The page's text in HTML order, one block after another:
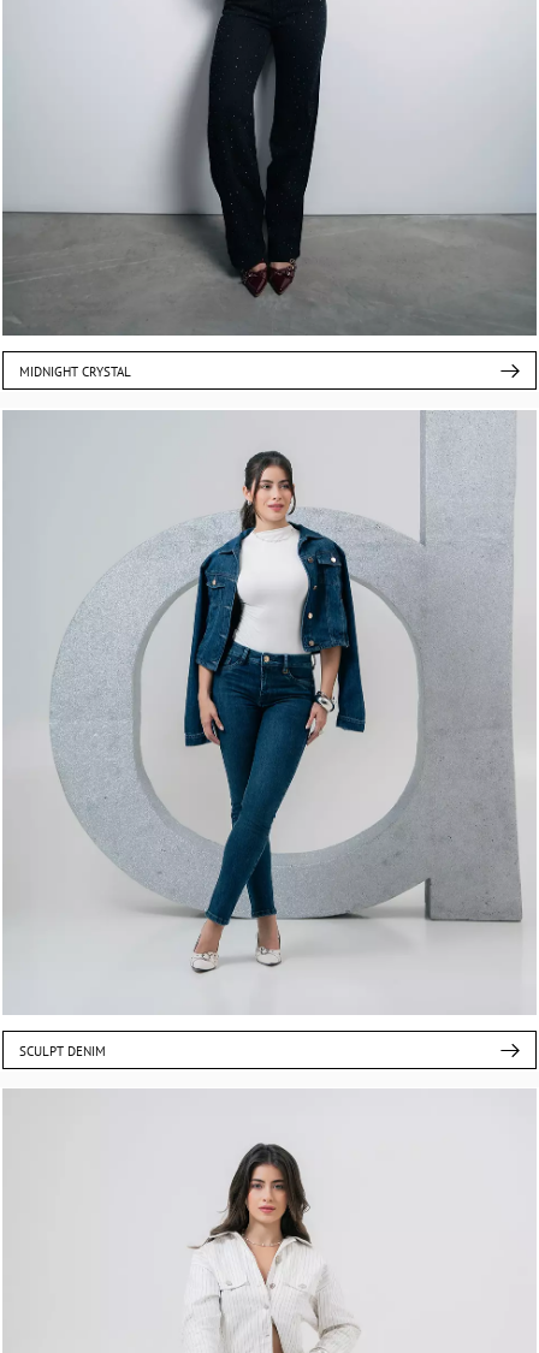
MIDNIGHT CRYSTAL
SCULPT DENIM